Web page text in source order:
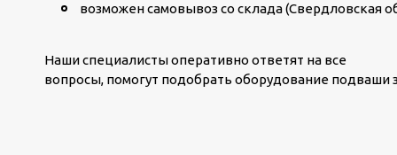
возможен самовывоз со склада (Свердловская
Наши специалисты оперативно ответят на все
вопросы, помогут подобрать оборудование подваши